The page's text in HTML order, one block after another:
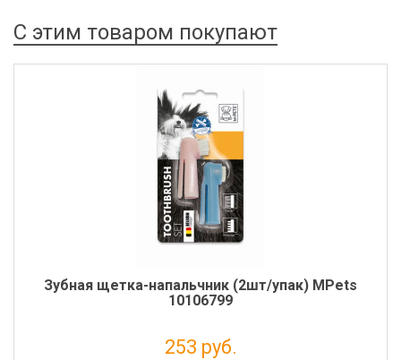
С этим товаром покупают
Зубная щетка-напальчник (2шт/упак) MPets
10106799
253 руб.